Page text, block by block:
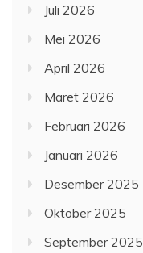
Juli 2026
Mei 2026
April 2026
Maret 2026
Februari 2026
Januari 2026
Desember 2025
Oktober 2025
September 2025